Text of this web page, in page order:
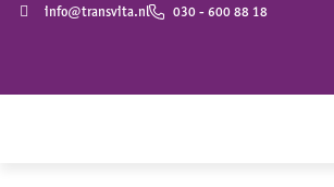
info@transvita.nl 030 - 600 88 18